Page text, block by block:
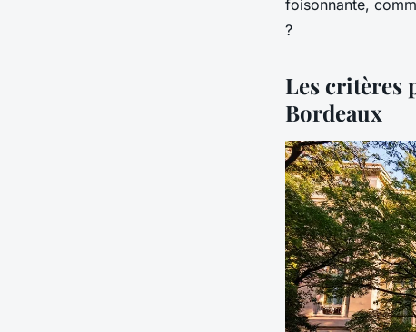
foisonnante,
?
Les critères
Bordeaux